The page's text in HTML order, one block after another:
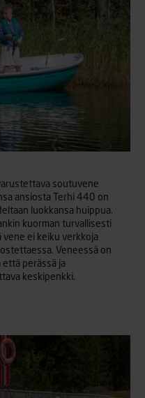
soutuvene
ansiosta Terhi 440 on
luokkansa huippua.
kuorman turvallisesti
vene ei keiku verkkoja
Veneessä on
perässä ja
keskipenkki.